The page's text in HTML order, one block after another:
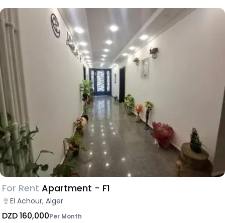
For Rent Apartment - F1
El Achour, Alger
DZD 160,000Per Month